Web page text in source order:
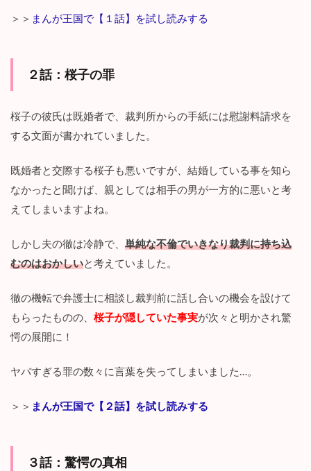
＞＞ まんが王国で【１話】を試し読みする
２話： 桜子の罪
桜子の彼氏は既婚者で、裁判所からの手紙には慰謝料請求を
する文面が書かれていました。
既婚者と交際する桜子も悪いですが、結婚している事を知ら
なかったと聞けば、親としては相手の男が一方的に悪いと考
えてしまいますよね。
しかし夫の徹は冷静で、 単純な不倫でいきなり裁判に持ち込
むのはおかしいと考えていました。
徹の機転で弁護士に相談し裁判前に話し合いの機会を設けて
もらったものの、 桜子が隠していた事実が次々と明かされ驚
愕の展開に！
ヤバすぎる罪の数々に言葉を失ってしまいました…。
＞＞ まんが王国で【２話】を試し読みする
３話： 驚愕の真相